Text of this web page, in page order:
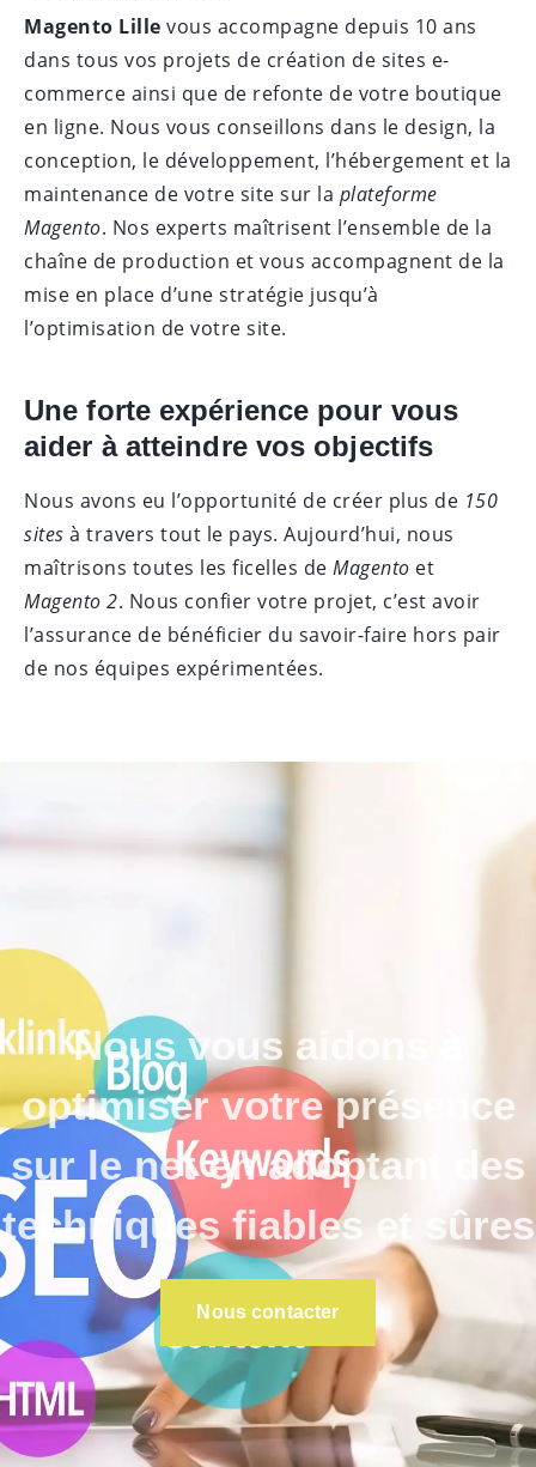
Magento Lille vous accompagne depuis 10 ans
dans tous vos projets de création de sites e-
commerce ainsi que de refonte de votre boutique
en ligne. Nous vous conseillons dans le design, la
conception, le développement, l’hébergement et la
maintenance de votre site sur la plateforme
Magento. Nos experts maîtrisent l’ensemble de la
chaîne de production et vous accompagnent de la
mise en place d’une stratégie jusqu’à
l’optimisation de votre site.
Une forte expérience pour vous
aider àatteindre vos objectifs
Nous avons eu l’opportunité de créer plus de 150
sites à travers tout le pays. Aujourd’hui, nous
maîtrisons toutes les ficelles de Magento et
Magento 2. Nous confier votre projet, c’est avoir
l’assurance de bénéficier du savoir-faire hors pair
de nos équipes expérimentées.
Nous vous aidons à
optimiser votre présence
sur le net en adoptant des
techniques fiables et sûres
Nous contacter